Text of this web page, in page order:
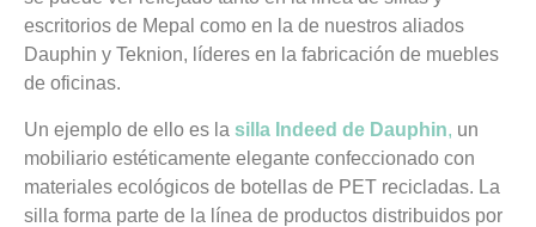
escritorios de Mepal como en la de nuestros aliados
Dauphin y Teknion, líderes en la fabricación de muebles
de oficinas.
Un ejemplo de ello es la silla Indeed de Dauphin, un
mobiliario estéticamente elegante confeccionado con
materiales ecológicos de botellas de PET recicladas. La
silla forma parte de la línea de productos distribuidos por